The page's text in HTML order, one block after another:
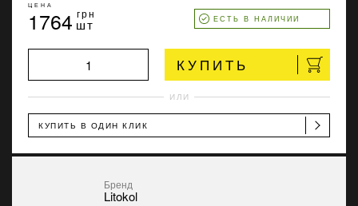
ЦЕНА
1764 грн
шт ЕСТЬ В НАЛИЧИИ
КУПИТЬ
ИЛИ
КУПИТЬ В ОДИН КЛИК
Бренд
Litokol